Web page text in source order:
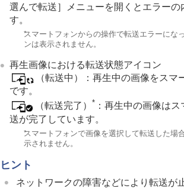
選んで転送］
メニューを開くとエラーの
す。
*スマートフォンからの操作で転送エラーにな
ンは表示されません。
再生画像における転送状態アイコン
（転送中）：再生中の画像をスマ
です。
（転送完了） * ：再生中の画像は
送が完了しています。
*スマートフォンで画像を選択して転送した場
示されません。
ヒント
ネットワークの障害などにより転送が